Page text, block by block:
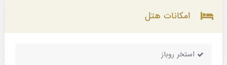
امکانات هتل
استخر روباز